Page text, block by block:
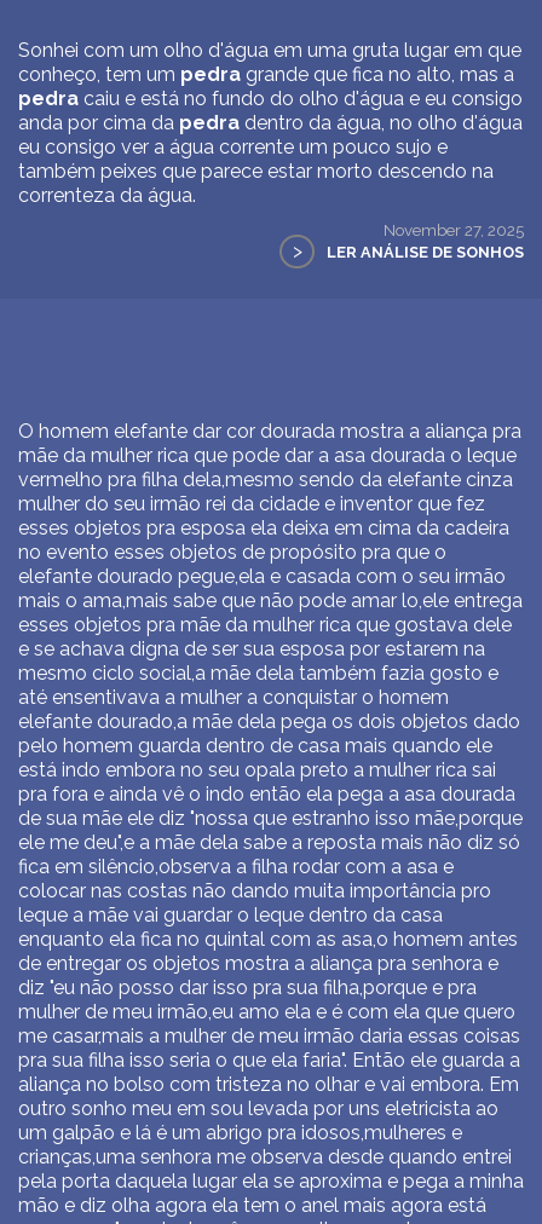
Sonhei com um olho d'água em uma gruta lugar em que
conheço, tem um pedra grande que fica no alto, mas a
pedra caiu e está no fundo do olho d'água e eu consigo
anda por cima da pedra dentro da água, no olho d'água
eu consigo ver a água corrente um pouco sujo e
também peixes que parece estar morto descendo na
correnteza da água.
November 27, 2025
> LER ANÁLISE DE SONHOS
O homem elefante dar cor dourada mostra a aliança pra
mãe da mulher rica que pode dar a asa dourada o leque
vermelho pra filha dela,mesmo sendo da elefante cinza
mulher do seu irmão rei da cidade e inventor que fez
esses objetos pra esposa ela deixa em cima da cadeira
no evento esses objetos de propósito pra que o
elefante dourado pegue,ela e casada com o seu irmão
mais o ama,mais sabe que não pode amar lo,ele entrega
esses objetos pra mãe da mulher rica que gostava dele
e se achava digna de ser sua esposa por estarem na
mesmo ciclo social,a mãe dela também fazia gosto e
até ensentivava a mulher a conquistar o homem
elefante dourado,a mãe dela pega os dois objetos dado
pelo homem guarda dentro de casa mais quando ele
está indo embora no seu opala preto a mulher rica sai
pra fora e ainda vê o indo então ela pega a asa dourada
de sua mãe ele diz "nossa que estranho isso mãe,porque
ele me deu",e a mãe dela sabe a reposta mais não diz só
fica em silêncio,observa a filha rodar com a asa e
colocar nas costas não dando muita importância pro
leque a mãe vai guardar o leque dentro da casa
enquanto ela fica no quintal com as asa,o homem antes
de entregar os objetos mostra a aliança pra senhora e
diz "eu não posso dar isso pra sua filha,porque e pra
mulher de meu irmão,eu amo ela e é com ela que quero
me casar,mais a mulher de meu irmão daria essas coisas
pra sua filha isso seria o que ela faria". Então ele guarda a
aliança no bolso com tristeza no olhar e vai embora. Em
outro sonho meu em sou levada por uns eletricista ao
um galpão e lá é um abrigo pra idosos,mulheres e
crianças,uma senhora me observa desde quando entrei
pela porta daquela lugar ela se aproxima e pega a minha
mão e diz olha agora ela tem o anel mais agora está